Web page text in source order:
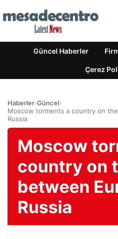
Güncel Haberler
Çerez
Haberler›Güncel›
Moscow torments a country on
Russia
Moscow
country on
between
Russia